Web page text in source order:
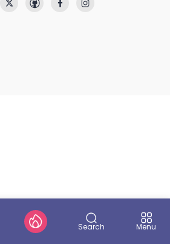
Search Menu